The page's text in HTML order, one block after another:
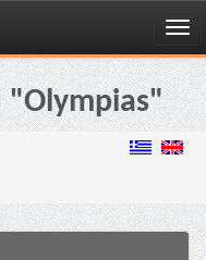
"Olympias"